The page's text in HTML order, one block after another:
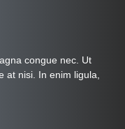
congue nec. Ut
at nisi. In enim ligula,